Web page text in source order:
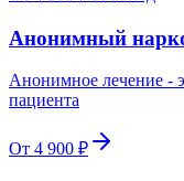
Анонимный
Анонимное лечение -
пациента
От 4 900 ₽